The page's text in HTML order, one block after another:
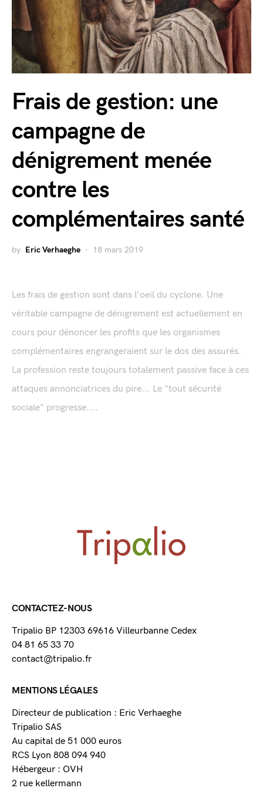
Frais de gestion: une
campagne de
dénigrement menée
contre les
complémentaires santé
by Eric Verhaeghe 18 mars 2019
Les frais de gestion sont dans l'oeil du cyclone. Une
véritable campagne de dénigrement est actuellement en
cours pour dénoncer les profits que les organismes
complémentaires engrangeraient sur le dos des assurés.
La profession reste toujours totalement passive face à ces
attaques annonciatrices du pire... Le "tout sécurité
sociale" progresse....
CONTACTEZ-NOUS
Tripalio BP 12303 69616 Villeurbanne Cedex
04 81 65 33 70
contact@tripalio.fr
MENTIONS LÉGALES
Directeur de publication : Eric Verhaeghe
Tripalio SAS
Au capital de 51 000 euros
RCS Lyon 808 094 940
Hébergeur : OVH
2 rue kellermann